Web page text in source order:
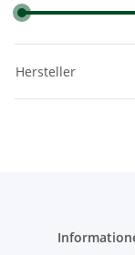
Hersteller